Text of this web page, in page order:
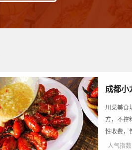
成都小
川菜美食
方，不控
性收费，
人气指数